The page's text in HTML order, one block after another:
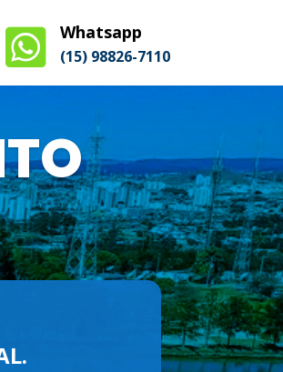
 Whatsapp
(15) 98826-7110​